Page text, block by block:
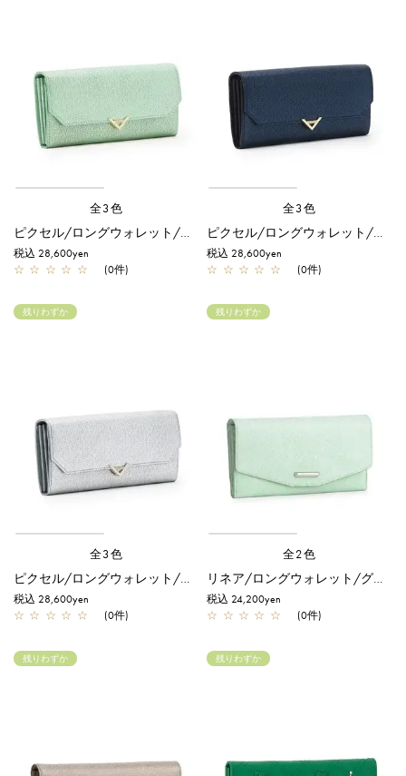
全3色
税込 28,600yen
☆ ☆ ☆ ☆ ☆ (0件)
全3色
税込 28,600yen
☆ ☆ ☆ ☆ ☆ (0件)
残りわずか
全3色
ピクセル/ロングウォレット/シルバー
税込 28,600yen
☆ ☆ ☆ ☆ ☆ (0件)
残りわずか
全2色
リネア/ロングウォレット/グリーン
税込 24,200yen
☆ ☆ ☆ ☆ ☆ (0件)
残りわずか 残りわずか